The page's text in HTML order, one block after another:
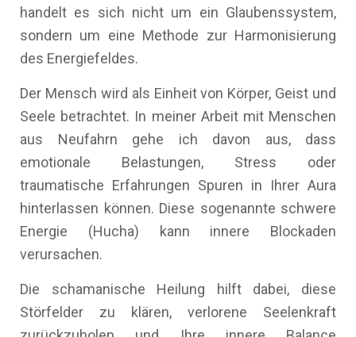
handelt es sich nicht um ein Glaubenssystem,
sondern um eine Methode zur Harmonisierung
des Energiefeldes.
Der Mensch wird als Einheit von Körper, Geist und
Seele betrachtet. In meiner Arbeit mit Menschen
aus Neufahrn gehe ich davon aus, dass
emotionale Belastungen, Stress oder
traumatische Erfahrungen Spuren in Ihrer Aura
hinterlassen können. Diese sogenannte schwere
Energie (Hucha) kann innere Blockaden
verursachen.
Die schamanische Heilung hilft dabei, diese
Störfelder zu klären, verlorene Seelenkraft